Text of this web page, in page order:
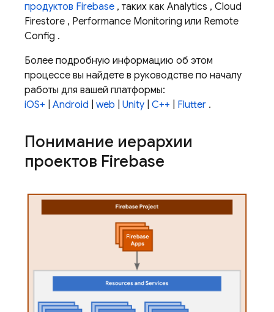
продуктов Firebase , таких как Analytics , Cloud
Firestore , Performance Monitoring или Remote
Config .
Более подробную информацию об этом
процессе вы найдете в руководстве по началу
работы для вашей платформы:
iOS+
Android web Unity C++ Flutter .
Понимание иерархии
проектов Firebase